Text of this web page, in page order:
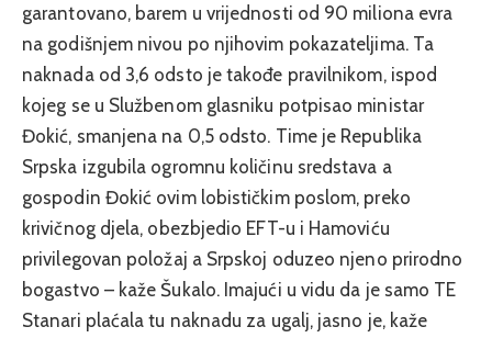
garantovano, barem u vrijednosti od 90 miliona evra
na godišnjem nivou po njihovim pokazateljima. Ta
naknada od 3,6 odsto je takođe pravilnikom, ispod
kojeg se u Službenom glasniku potpisao ministar
Đokić, smanjena na 0,5 odsto. Time je Republika
Srpska izgubila ogromnu količinu sredstava a
gospodin Đokić ovim lobističkim poslom, preko
krivičnog djela, obezbjedio EFT-u i Hamoviću
privilegovan položaj a Srpskoj oduzeo njeno prirodno
bogastvo – kaže Šukalo. Imajući u vidu da je samo TE
Stanari plaćala tu naknadu za ugalj, jasno je, kaže